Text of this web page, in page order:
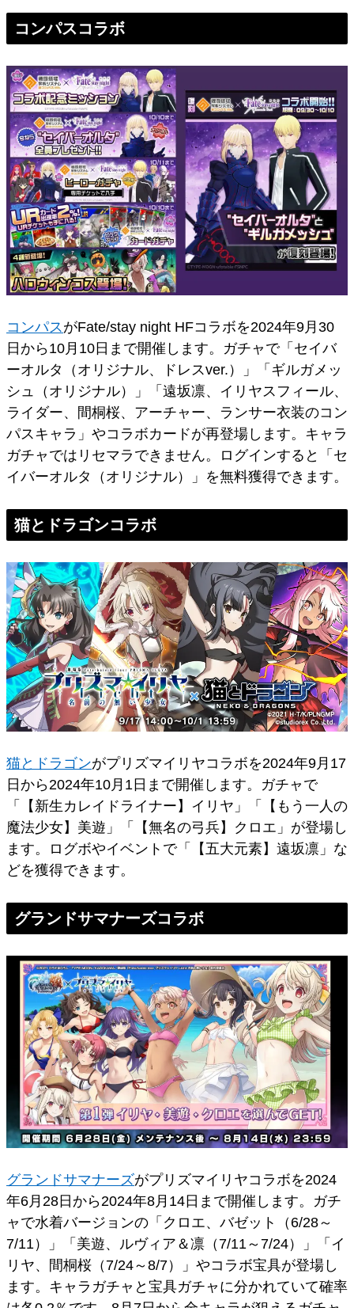
コンパスコラボ
コンパスがFate/stay night HFコラボを2024年9月30
日から10月10日まで開催します。ガチャで「セイバ
ーオルタ（オリジナル、ドレスver.）」「ギルガメッ
シュ（オリジナル）」「遠坂凛、イリヤスフィール、
ライダー、間桐桜、アーチャー、ランサー衣装のコン
パスキャラ」やコラボカードが再登場します。キャラ
ガチャではリセマラできません。ログインすると「セ
イバーオルタ（オリジナル）」を無料獲得できます。
猫とドラゴンコラボ
猫とドラゴンがプリズマイリヤコラボを2024年9月17
日から2024年10月1日まで開催します。ガチャで
「【新生カレイドライナー】イリヤ」「【もう一人の
魔法少女】美遊」「【無名の弓兵】クロエ」が登場し
ます。ログボやイベントで「【五大元素】遠坂凛」な
どを獲得できます。
グランドサマナーズコラボ
グランドサマナーズがプリズマイリヤコラボを2024
年6月28日から2024年8月14日まで開催します。ガチ
ャで水着バージョンの「クロエ、バゼット（6/28～
7/11）」「美遊、ルヴィア＆凛（7/11～7/24）」「イ
リヤ、間桐桜（7/24～8/7）」やコラボ宝具が登場し
ます。キャラガチャと宝具ガチャに分かれていて確率